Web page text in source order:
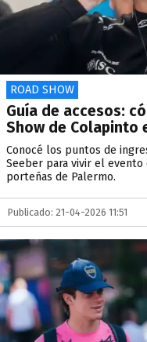
ROAD SHOW
Guía de accesos:
Show de Colapinto
Conocé los puntos de
Seeber para vivir el
porteñas de Palermo.
Publicado: 21-04-2026 11:51